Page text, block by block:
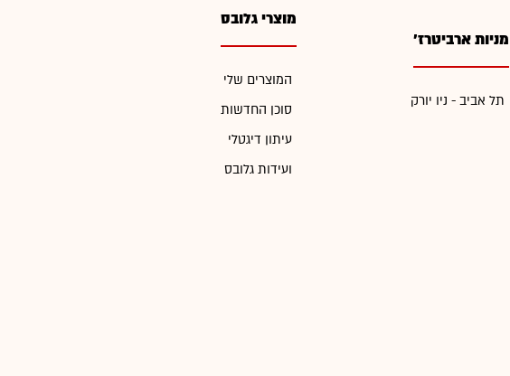
מניות ארביטרז'
תל אביב - ניו יורק
מוצרי גלובס
המוצרים שלי
סוכן החדשות
עיתון דיגטלי
ועידות גלובס